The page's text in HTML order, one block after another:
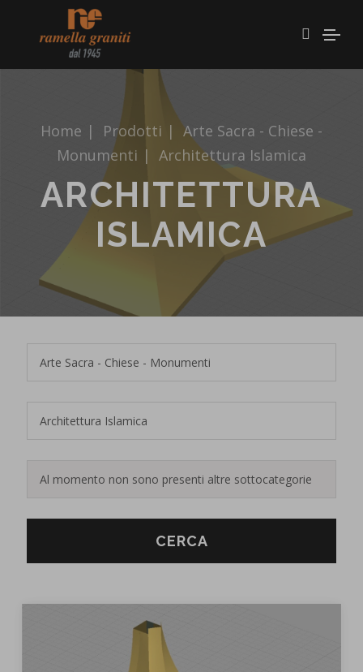
Home | Prodotti | Arte Sacra - Chiese -
Monumenti | Architettura Islamica
ARCHITETTURA
ISLAMICA
CERCA